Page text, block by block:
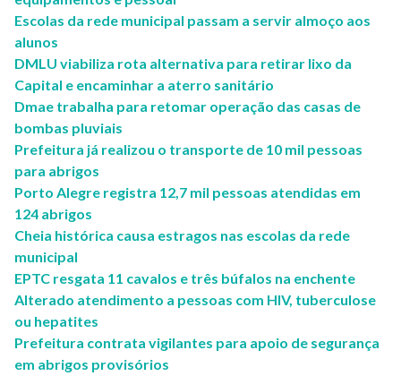
Escolas da rede municipal passam a servir almoço aos
alunos
DMLU viabiliza rota alternativa para retirar lixo da
Capital e encaminhar a aterro sanitário
Dmae trabalha para retomar operação das casas de
bombas pluviais
Prefeitura já realizou o transporte de 10 mil pessoas
para abrigos
Porto Alegre registra 12,7 mil pessoas atendidas em
124 abrigos
Cheia histórica causa estragos nas escolas da rede
municipal
EPTC resgata 11 cavalos e três búfalos na enchente
Alterado atendimento a pessoas com HIV, tuberculose
ou hepatites
Prefeitura contrata vigilantes para apoio de segurança
em abrigos provisórios